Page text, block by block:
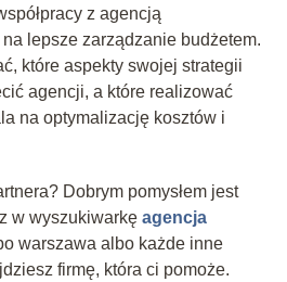
z agencją
lepsze zarządzanie budżetem.
które aspekty swojej strategii
agencji, a które realizować
na optymalizację kosztów i
Dobrym pomysłem jest
w wyszukiwarkę agencja
warszawa albo każde inne
firmę, która ci pomoże.